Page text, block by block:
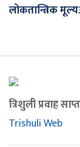
लोकतान्त्रिक
त्रिशुली प्रवाह
Trishuli Web